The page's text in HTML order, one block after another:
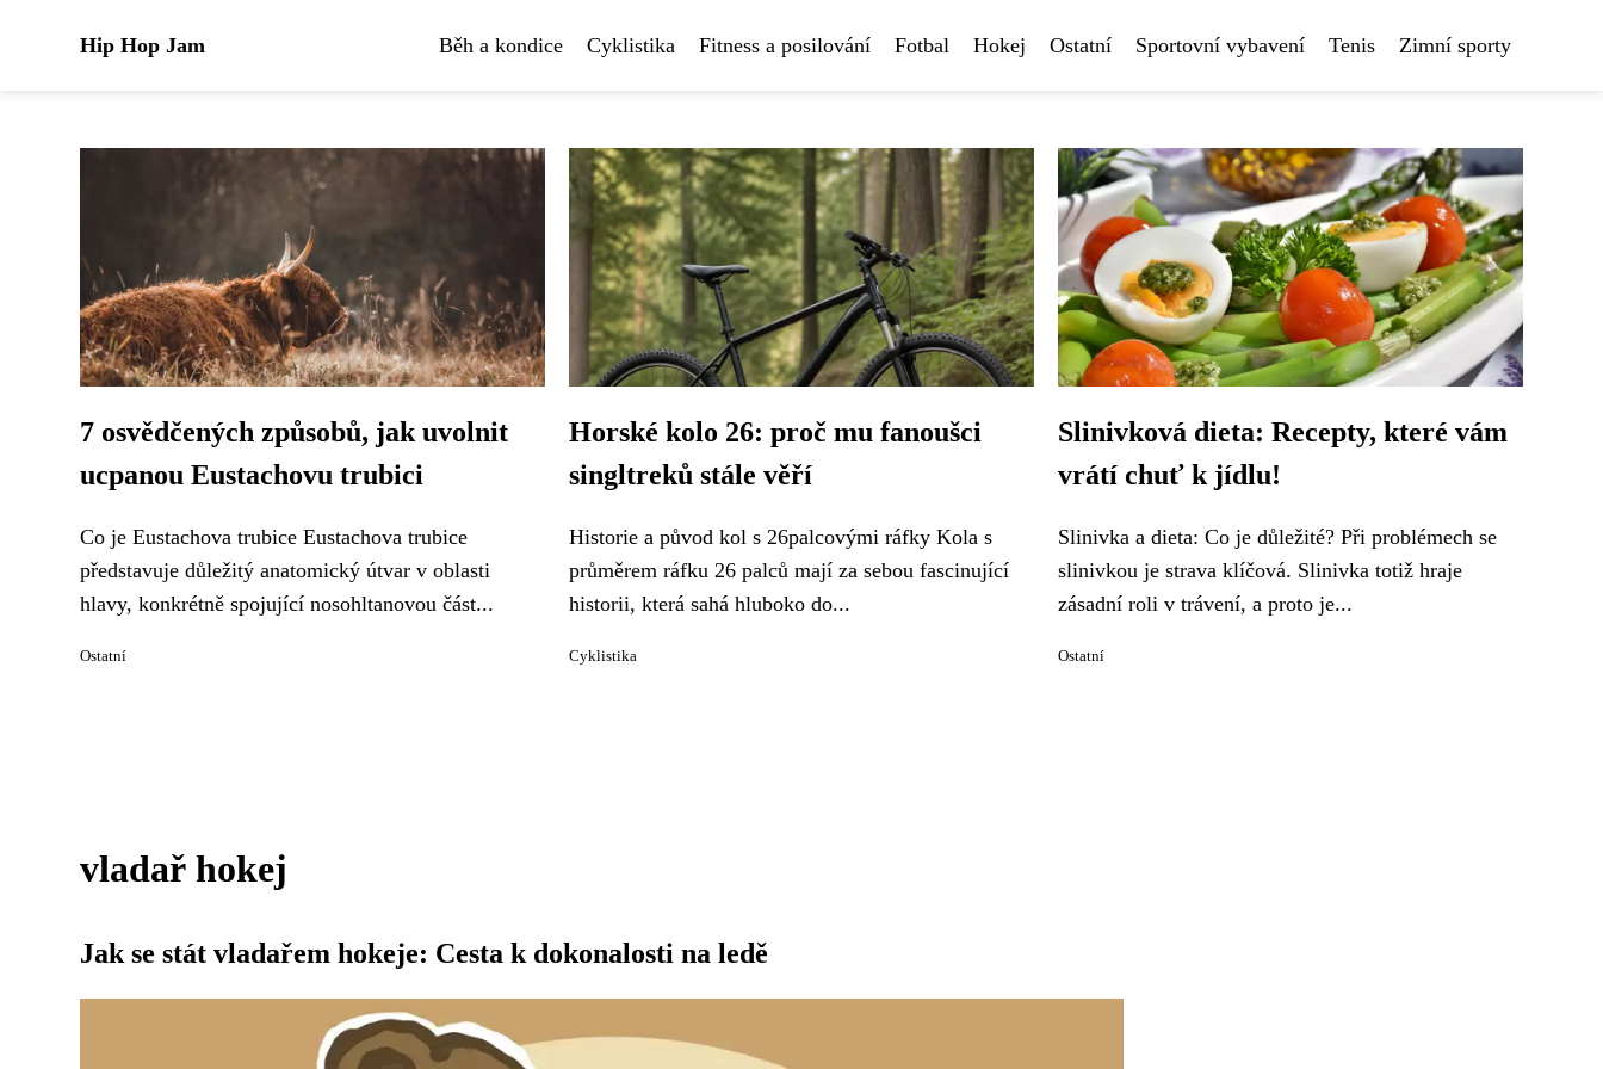
Hip Hop Jam Běh a kondice Cyklistika Fitness a posilování Fotbal Hokej Ostatní Sportovní vybavení Tenis Zimní sporty
7 osvědčených způsobů, jak uvolnit
ucpanou Eustachovu trubici
Co je Eustachova trubice Eustachova trubice
představuje důležitý anatomický útvar v oblasti
hlavy, konkrétně spojující nosohltanovou část...
Ostatní
Horské kolo 26: proč mu fanoušci
singltreků stále věří
Historie a původ kol s 26palcovými ráfky Kola s
průměrem ráfku 26 palců mají za sebou fascinující
historii, která sahá hluboko do...
Cyklistika
Slinivková dieta: Recepty, které vám
vrátí chuť k jídlu!
Slinivka a dieta: Co je důležité? Při problémech se
slinivkou je strava klíčová. Slinivka totiž hraje
zásadní roli v trávení, a proto je...
Ostatní
vladař hokej
Jak se stát vladařem hokeje: Cesta k dokonalosti na ledě